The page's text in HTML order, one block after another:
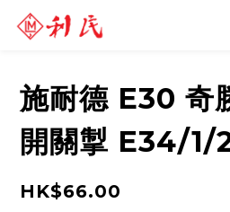
施耐德 E30 奇
開關掣 E34/1/
HK$66.00